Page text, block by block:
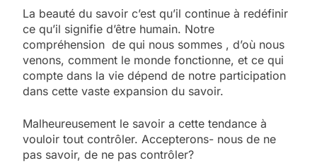
La beauté du savoir c’est qu’il continue à redéfinir
ce qu’il signifie d’être humain. Notre
compréhension de qui nous sommes , d’où nous
venons, comment le monde fonctionne, et ce qui
compte dans la vie dépend de notre participation
dans cette vaste expansion du savoir.
Malheureusement le savoir a cette tendance à
vouloir tout contrôler. Accepterons- nous de ne
pas savoir, de ne pas contrôler?